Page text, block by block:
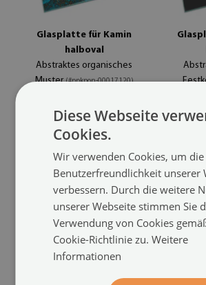
Glasplatte für Kamin
halboval
Abstraktes organisches
Muster(#ppkpon-00017120)
Größe von: 80x70 cm
Diese Webseite
Cookies.
Wir verwenden Cookies, um die
Benutzerfreundlichkeit unserer
verbessern. Durch die weitere
unserer Webseite stimmen Sie
Verwendung von Cookies
Cookie-Richtlinie zu.Weitere
Informationen